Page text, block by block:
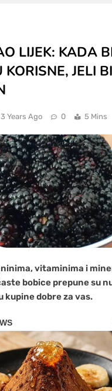
LIJEK: KADA
KORISNE, JELI
3 Years Ago 0 5 Mins
vitaminima i
bobice prepune su
kupine dobre za vas.